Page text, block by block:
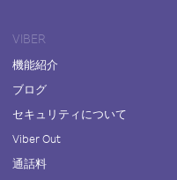
VIBER
機能紹介
ブログ
セキュリティについて
Viber Out
通話料